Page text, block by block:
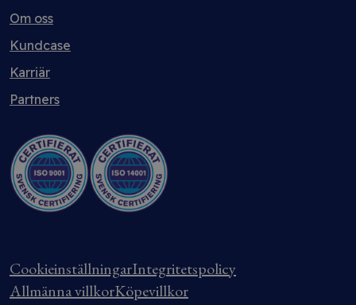
Om oss
Kundcase
Karriär
Partners
CookieinställningarIntegritetspolicy
Allmänna villkorKöpevillkor